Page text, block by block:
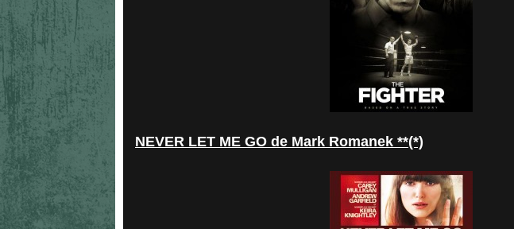
NEVER LET ME GO de Mark Romanek **(*)